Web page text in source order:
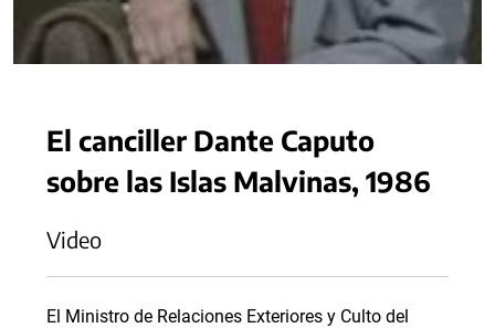
El canciller Dante Caputo
sobre las Islas Malvinas, 1986
Video
El Ministro de Relaciones Exteriores y Culto del